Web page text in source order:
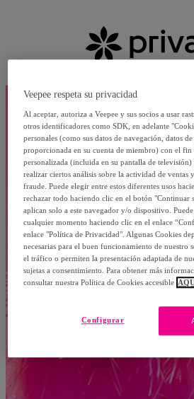
Veepee respeta su privacidad
Al aceptar, autoriza a Veepee y sus socios a usar
otros identificadores como SDK, en adelante
personales (como sus datos de navegación, datos
proporcionada en su cuenta de miembro) con el
personalizada (incluida en su pantalla de
realizar ciertos análisis sobre la actividad de ventas
fraude. Puede elegir entre estos diferentes usos
rechazar todo haciendo clic en el botón "Continuar
aplican solo a este navegador y/o dispositivo.
cualquier momento haciendo clic en el enlace
enlace "Política de Privacidad". Algunas Cookies
necesarias para el buen funcionamiento de nuestro
el tráfico o permiten la presentación adaptada de
sujetas a consentimiento. Para obtener más
consultar nuestra Política de Cookies accesible
Configurar